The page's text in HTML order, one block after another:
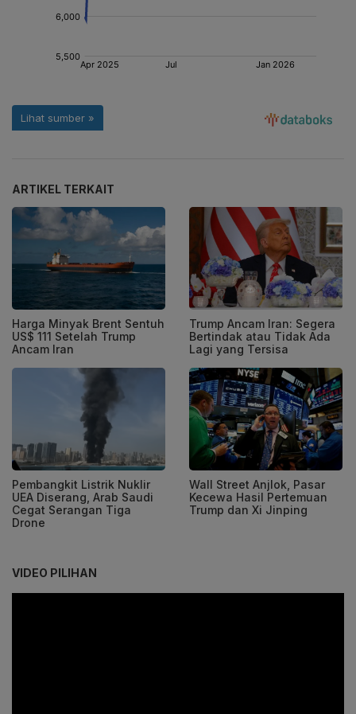
ARTIKEL TERKAIT
Harga Minyak Brent Sentuh
US$ 111 Setelah Trump
Ancam Iran
Trump Ancam Iran: Segera
Bertindak atau Tidak Ada
Lagi yang Tersisa
Pembangkit Listrik Nuklir
UEA Diserang, Arab Saudi
Cegat Serangan Tiga
Drone
Wall Street Anjlok, Pasar
Kecewa Hasil Pertemuan
Trump dan Xi Jinping
VIDEO PILIHAN